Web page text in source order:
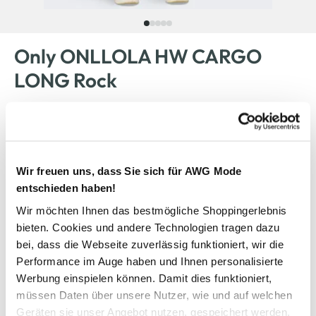
Wir freuen uns, dass Sie sich für AWG Mode
entschieden haben!
Wir möchten Ihnen das bestmögliche Shoppingerlebnis
bieten. Cookies und andere Technologien tragen dazu
bei, dass die Webseite zuverlässig funktioniert, wir die
Performance im Auge haben und Ihnen personalisierte
Werbung einspielen können. Damit dies funktioniert,
müssen Daten über unsere Nutzer, wie und auf welchen
Geräten sie unser Angebot nutzen, gespeichert werden.
Only ONLLOLA HW CARGO
LONG Rock
Farbe Beige
Größe:
XS S M L XL
Anzahl:
Verfügbar